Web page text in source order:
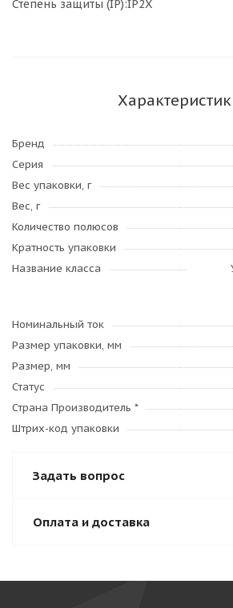
Степень защиты (IP):IP2X
Бренд
Серия
Вес упаковки, г
Вес, г
Количество полюсов
Кратность упаковки
Название класса
Номинальный ток
Размер упаковки, мм
Размер, мм
Статус
Страна Производитель *
Штрих-код упаковки
Задать вопрос
Оплата и доставка